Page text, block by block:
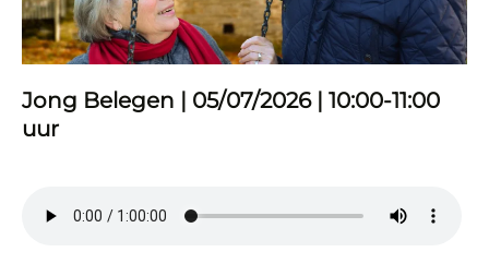
Jong Belegen | 05/07/2026 | 10:00-11:00
uur